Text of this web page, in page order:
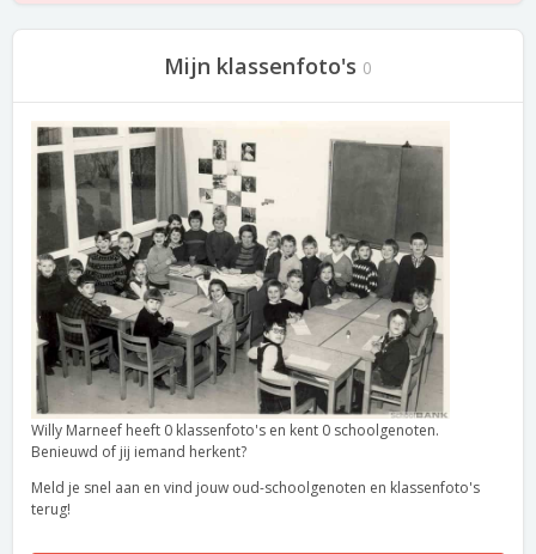
Mijn klassenfoto's 0
Willy Marneef heeft 0 klassenfoto's en kent 0 schoolgenoten.
Benieuwd of jij iemand herkent?
Meld je snel aan en vind jouw oud-schoolgenoten en klassenfoto's
terug!